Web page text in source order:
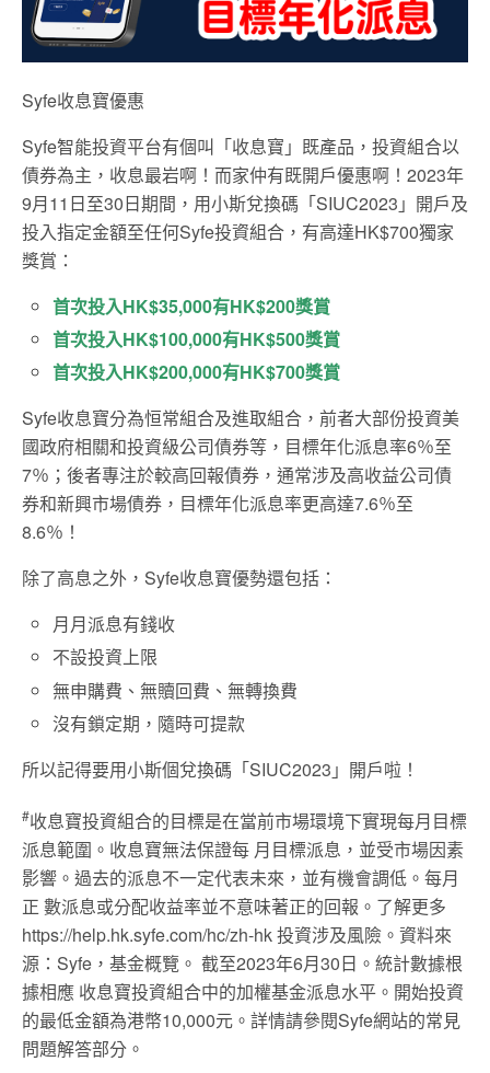
Syfe收息寶優惠
Syfe智能投資平台有個叫「收息寶」既產品，投資組合以
債券為主，收息最岩啊！而家仲有既開戶優惠啊！2023年
9月11日至30日期間，用小斯兌換碼「SIUC2023」開戶及
投入指定金額至任何Syfe投資組合，有高達HK$700獨家
獎賞：
首次投入HK$35,000有HK$200獎賞
首次投入HK$100,000有HK$500獎賞
首次投入HK$200,000有HK$700獎賞
Syfe收息寶分為恒常組合及進取組合，前者大部份投資美
國政府相關和投資級公司債券等，目標年化派息率6％至
7％；後者專注於較高回報債券，通常涉及高收益公司債
券和新興市場債券，目標年化派息率更高達7.6％至
8.6％！
除了高息之外，Syfe收息寶優勢還包括：
月月派息有錢收
不設投資上限
無申購費、無贖回費、無轉換費
沒有鎖定期，隨時可提款
所以記得要用小斯個兌換碼「SIUC2023」開戶啦！
#收息寶投資組合的目標是在當前市場環境下實現每月目標
派息範圍。收息寶無法保證每 月目標派息，並受市場因素
影響。過去的派息不一定代表未來，並有機會調低。每月
正 數派息或分配收益率並不意味著正的回報。了解更多
https://help.hk.syfe.com/hc/zh-hk 投資涉及風險。資料來
源：Syfe，基金概覽。 截至2023年6月30日。統計數據根
據相應 收息寶投資組合中的加權基金派息水平。開始投資
的最低金額為港幣10,000元。詳情請參閱Syfe網站的常見
問題解答部分。